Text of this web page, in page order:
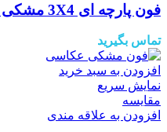
فون پارچه ای 3X4 مشکی تترون (بک گراند عکاسی)
تماس بگیرید
افزودن به سبد خرید
نمایش سریع
مقايسه
افزودن به علاقه مندی